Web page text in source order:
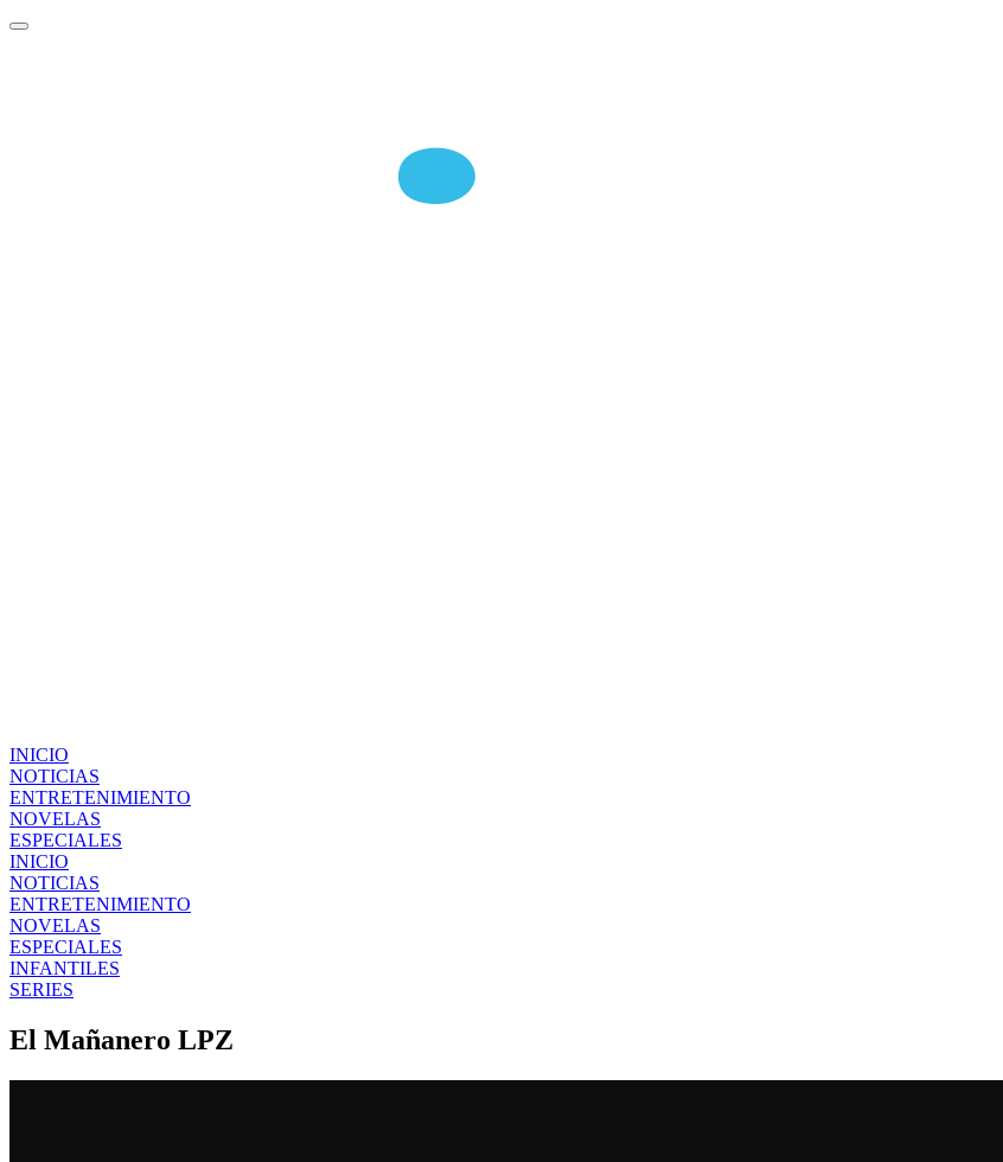
INICIO
NOTICIAS
ENTRETENIMIENTO
NOVELAS
ESPECIALES
INICIO
NOTICIAS
ENTRETENIMIENTO
NOVELAS
ESPECIALES
INFANTILES
SERIES
El Mañanero LPZ